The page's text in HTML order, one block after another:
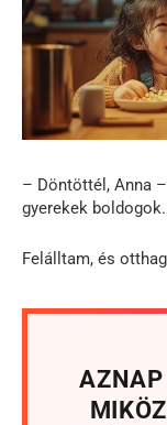
– Döntöttél, Anna
gyerekek
Felálltam, és
AZNAP